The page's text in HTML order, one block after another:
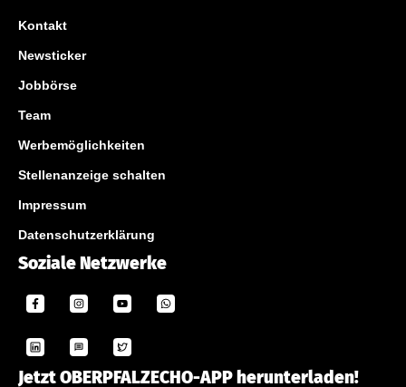
Kontakt
Newsticker
Jobbörse
Team
Werbemöglichkeiten
Stellenanzeige schalten
Impressum
Datenschutzerklärung
Soziale Netzwerke
Jetzt OBERPFALZECHO-APP herunterladen!